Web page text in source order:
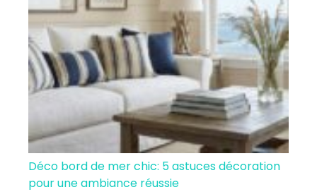
Déco bord de mer chic: 5 astuces décoration
pour une ambiance réussie